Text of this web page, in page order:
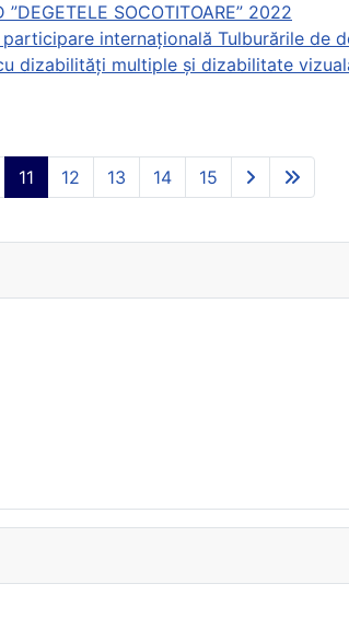
SOCOTITOARE” 2022
internațională Tulburările de
dizabilități multiple și dizabilitate
11 12 13 14 15